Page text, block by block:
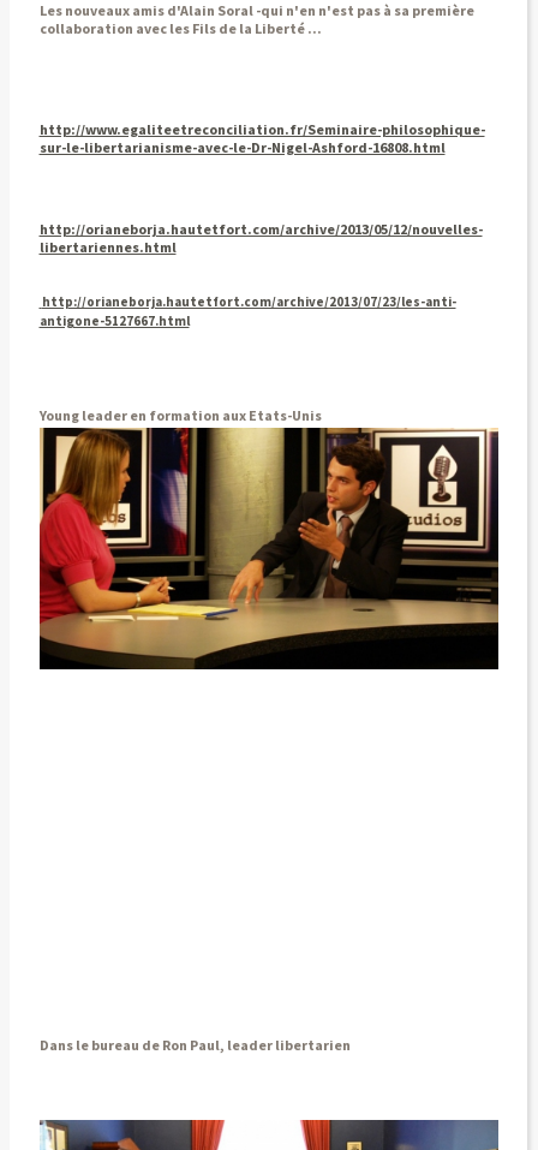
Les nouveaux amis d'Alain Soral -qui n'en n'est pas à sa première
collaboration avec les Fils de la Liberté ...
http://www.egaliteetreconciliation.fr/Seminaire-philosophique-
sur-le-libertarianisme-avec-le-Dr-Nigel-Ashford-16808.html
http://orianeborja.hautetfort.com/archive/2013/05/12/nouvelles-
libertariennes.html
http://orianeborja.hautetfort.com/archive/2013/07/23/les-anti-
antigone-5127667.html
Young leader en formation aux Etats-Unis
Dans le bureau de Ron Paul, leader libertarien